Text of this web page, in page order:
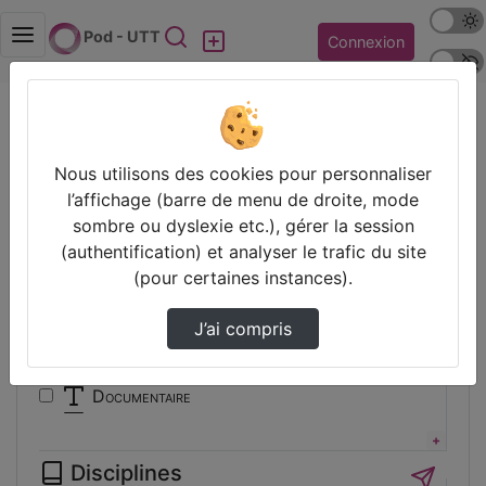
Pod - UTT Rechercher Connexion
Mode
Police
Filtres
Types
Animation
Conférence
Cours
Documentaire
Interview
Disciplines
Nous utilisons des cookies pour personnaliser
l’affichage (barre de menu de droite, mode
sombre ou dyslexie etc.), gérer la session
(authentification) et analyser le trafic du site
(pour certaines instances).
J’ai compris